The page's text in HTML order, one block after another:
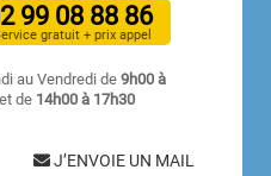
99 08 88 86
gratuit + prix appel
au Vendredi de9h00 à
et de 14h00 à 17h30
J’ENVOIE UN MAIL